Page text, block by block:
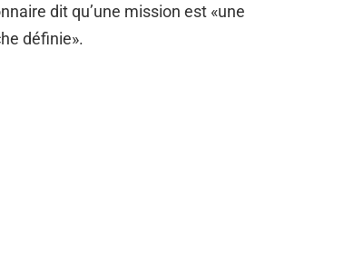
dit qu’une mission est «une
définie».